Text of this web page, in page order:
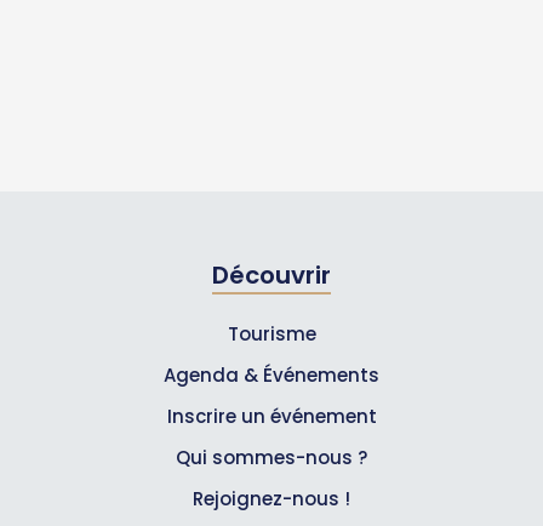
Découvrir
Tourisme
Agenda & Événements
Inscrire un événement
Qui sommes-nous ?
Rejoignez-nous !